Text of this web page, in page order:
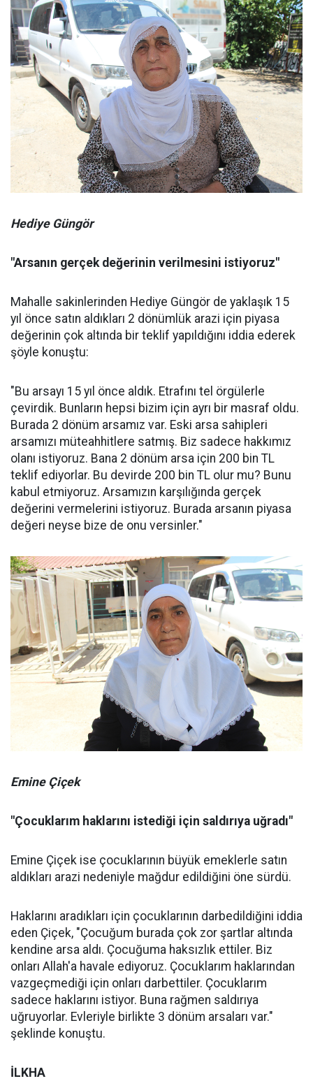
Hediye Güngör
"Arsanın gerçek değerinin verilmesini istiyoruz"
Mahalle sakinlerinden Hediye Güngör de yaklaşık 15
yıl önce satın aldıkları 2 dönümlük arazi için piyasa
değerinin çok altında bir teklif yapıldığını iddia ederek
şöyle konuştu:
"Bu arsayı 15 yıl önce aldık. Etrafını tel örgülerle
çevirdik. Bunların hepsi bizim için ayrı bir masraf oldu.
Burada 2 dönüm arsamız var. Eski arsa sahipleri
arsamızı müteahhitlere satmış. Biz sadece hakkımız
olanı istiyoruz. Bana 2 dönüm arsa için 200 bin TL
teklif ediyorlar. Bu devirde 200 bin TL olur mu? Bunu
kabul etmiyoruz. Arsamızın karşılığında gerçek
değerini vermelerini istiyoruz. Burada arsanın piyasa
değeri neyse bize de onu versinler."
Emine Çiçek
"Çocuklarım haklarını istediği için saldırıya uğradı"
Emine Çiçek ise çocuklarının büyük emeklerle satın
aldıkları arazi nedeniyle mağdur edildiğini öne sürdü.
Haklarını aradıkları için çocuklarının darbedildiğini iddia
eden Çiçek, "Çocuğum burada çok zor şartlar altında
kendine arsa aldı. Çocuğuma haksızlık ettiler. Biz
onları Allah'a havale ediyoruz. Çocuklarım haklarından
vazgeçmediği için onları darbettiler. Çocuklarım
sadece haklarını istiyor. Buna rağmen saldırıya
uğruyorlar. Evleriyle birlikte 3 dönüm arsaları var."
şeklinde konuştu.
İLKHA